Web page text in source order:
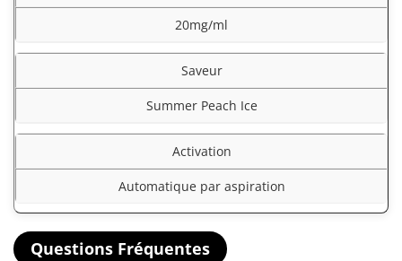
20mg/ml
Saveur
Summer Peach Ice
Activation
Automatique par aspiration
Questions Fréquentes